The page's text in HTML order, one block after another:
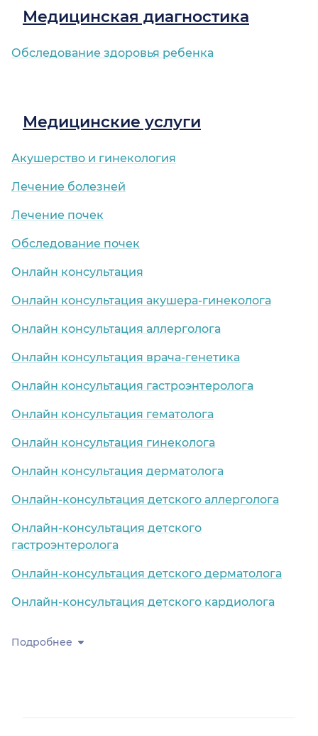
Медицинская диагностика
Обследование здоровья ребенка
Медицинские услуги
Акушерство и гинекология
Лечение болезней
Лечение почек
Обследование почек
Онлайн консультация
Онлайн консультация акушера-гинеколога
Онлайн консультация аллерголога
Онлайн консультация врача-генетика
Онлайн консультация гастроэнтеролога
Онлайн консультация гематолога
Онлайн консультация гинеколога
Онлайн консультация дерматолога
Онлайн-консультация детского аллерголога
Онлайн-консультация детского
гастроэнтеролога
Онлайн-консультация детского дерматолога
Онлайн-консультация детского кардиолога
Подробнее